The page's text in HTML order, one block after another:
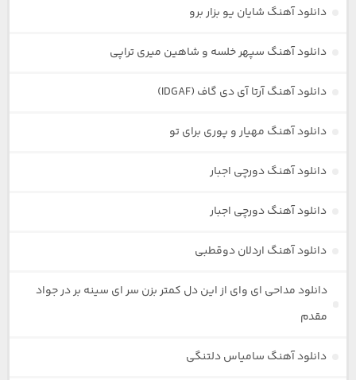
دانلود آهنگ شایان یو بزار برو
دانلود آهنگ سپهر خلسه و شاهین میری تراپی
دانلود آهنگ آرتا آی دی گاف (IDGAF)
دانلود آهنگ مهیار و پوری برای تو
دانلود آهنگ دورچی اجبار
دانلود آهنگ دورچی اجبار
دانلود آهنگ اردلان دوقطبی
دانلود مداحی ای وای از این دل کمتر بزن سر ای سینه بر در جواد
مقدم
دانلود آهنگ سامیاس دلتنگی